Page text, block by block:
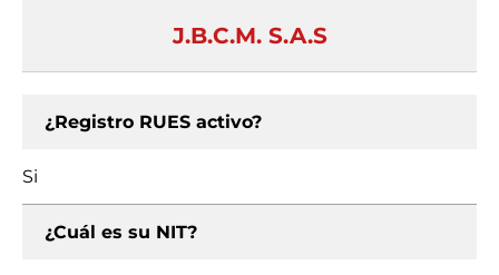
J.B.C.M. S.A.S
¿Registro RUES activo?
Si
¿Cuál es su NIT?